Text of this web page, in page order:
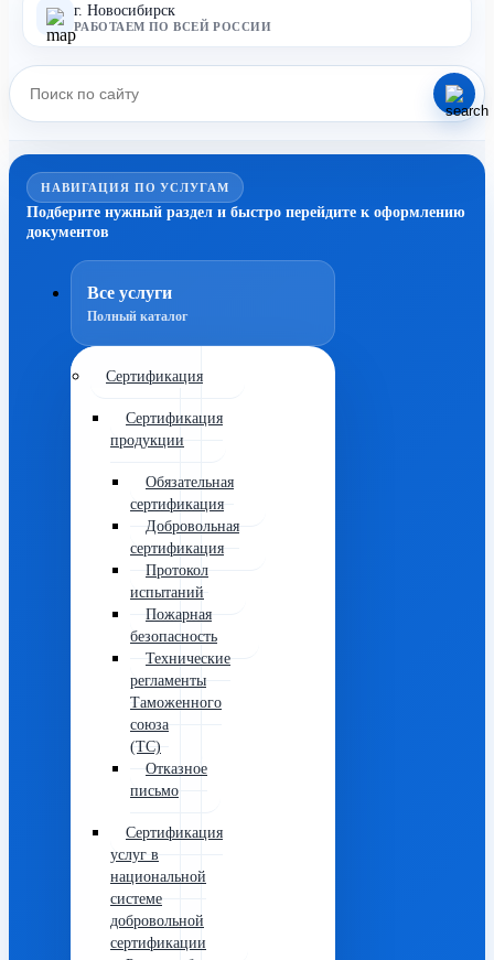
г. Новосибирск
РАБОТАЕМ ПО ВСЕЙ РОССИИ
НАВИГАЦИЯ ПО УСЛУГАМ
Подберите нужный раздел и быстро перейдите к оформлению
документов
Все услуги
Полный каталог
Сертификация
Сертификация
продукции
Обязательная
сертификация
Добровольная
сертификация
Протокол
испытаний
Пожарная
безопасность
Технические
регламенты
Таможенного
союза
(ТС)
Отказное
письмо
Сертификация
услуг в
национальной
системе
добровольной
сертификации